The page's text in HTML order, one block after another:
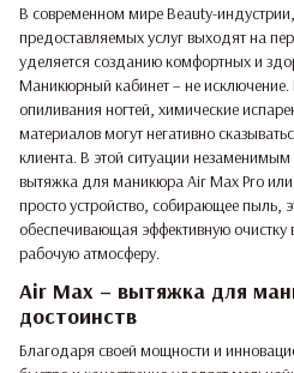
В современном мире Beauty-индустрии,
предоставляемых услуг выходят на
уделяется созданию комфортных и
Маникюрный кабинет – не
опиливания ногтей, химические
материалов могут негативно
клиента. В этой ситуации
вытяжка для маникюра Air Max Pro
просто устройство, собирающее пыль,
обеспечивающая эффективную
рабочую атмосферу.
Air Max – вытяжка для
достоинств
Благодаря своей мощности и